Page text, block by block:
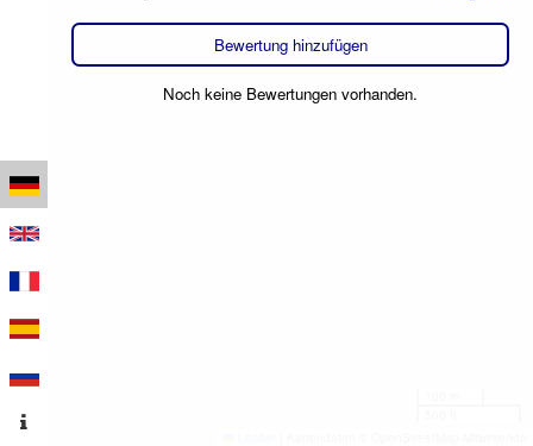
Bewertung hinzufügen
Noch keine Bewertungen vorhanden.